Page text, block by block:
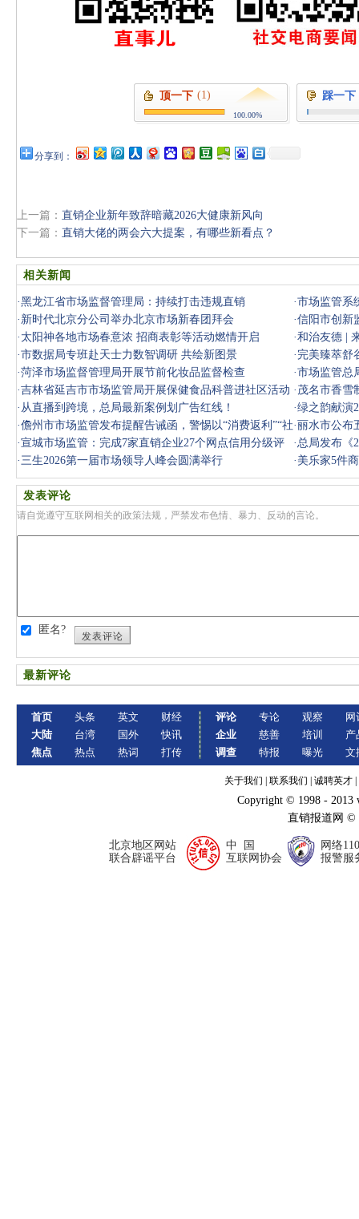
顶一下 (1)
100.00%
踩一下
分享到：
上一篇： 直销企业新年致辞暗藏2026大健康新风向
下一篇： 直销大佬的两会六大提案，有哪些新看点？
相关新闻
·黑龙江省市场监督管理局：持续打击违规直销 ·市场监管系
· 新时代北京分公司举办北京市场新春团拜会 ·信阳市创新
显著
· 太阳神各地市场春意浓 招商表彰等活动燃情开启 ·和治友德 |
·市数据局专班赴天士力数智调研 共绘新图景 · 完美臻萃舒
·菏泽市场监督管理局开展节前化妆品监督检查 ·市场监管总
月1日起实
·吉林省延吉市市场监管局开展保健食品科普进社区活动 · 茂名市香雪
· 从直播到跨境，总局最新案例划广告红线！ ·绿之韵献演
·儋州市市场监管发布提醒告诫函，警惕以“消费返利”“社
交电
· 丽水市公布
宣传欺诈
·宣城市场监管：完成7家直销企业27个网点信用分级评
价，开展挂
·总局发布《
·三生2026第一届市场领导人峰会圆满举行 · 美乐家5件
发表评论
请自觉遵守互联网相关的政策法规，严禁发布色情、暴力、反动的言论。
匿名?
发表评论
最新评论
首页
大陆
焦点
头条
台湾
热点
英文
国外
热词
财经
快讯
打传
评论
企业
调查
专论
慈善
特报
观察
培训
曝光
网
产
文
关于我们 联系我们 诚聘英才
Copyright © 1998 - 2013
直销报道网
北京地区网站
联合辟谣平台
中 国
互联网协会
网络110
报警服